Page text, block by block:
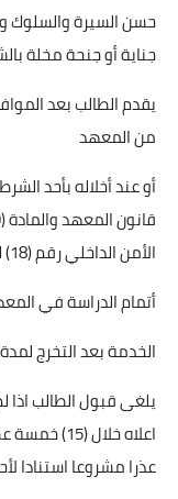
حسن السيرة والسلوك
جناية أو جنحة مخلة
يقدم الطالب بعد
من المعهد
الأمن الداخلي رقم (18) لسنة 2011
أتمام الدراسة في
الخدمة بعد التخرج لمدة (6)
يلغى قبول الطالب
اعلاه خلال
عذرا مشروعا استنادا لأحكام المادة (13/